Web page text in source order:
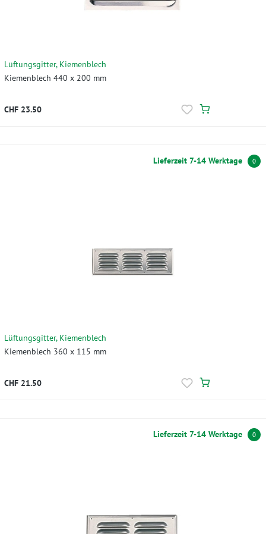
Lüftungsgitter, Kiemenblech
Kiemenblech 440 x 200 mm
CHF 23.50
Lieferzeit 7-14 Werktage 0
Lüftungsgitter, Kiemenblech
Kiemenblech 360 x 115 mm
CHF 21.50
Lieferzeit 7-14 Werktage 0